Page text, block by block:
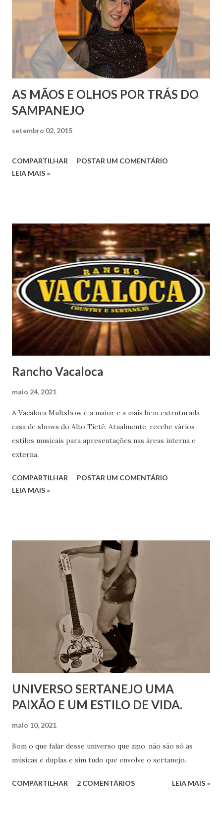
AS MÃOS E OLHOS POR TRÁS DO
SAMPANEJO
setembro 02, 2015
COMPARTILHAR
POSTAR UM COMENTÁRIO
LEIA MAIS »
Rancho Vacaloca
maio 24, 2021
A Vacaloca Multshow é a maior e a mais bem estruturada
casa de shows do Alto Tietê. Atualmente, recebe vários
estilos musicais para apresentações nas áreas interna e
externa.
COMPARTILHAR
POSTAR UM COMENTÁRIO
LEIA MAIS »
UNIVERSO SERTANEJO UMA
PAIXÃO E UM ESTILO DE VIDA.
maio 10, 2021
Bom o que falar desse universo que amo, não são só as
músicas e duplas e sim tudo que envolve o sertanejo.
COMPARTILHAR 2 COMENTÁRIOS LEIA MAIS »